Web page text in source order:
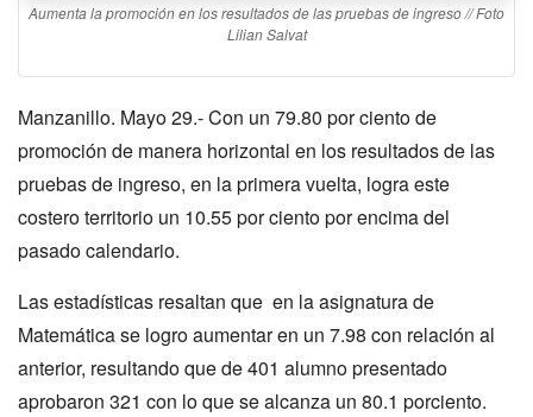
Aumenta la promoción en los resultados de las pruebas de ingreso // Foto
Lilian Salvat
Manzanillo. Mayo 29.- Con un 79.80 por ciento de
promoción de manera horizontal en los resultados de las
pruebas de ingreso, en la primera vuelta, logra este
costero territorio un 10.55 por ciento por encima del
pasado calendario.
Las estadísticas resaltan que en la asignatura de
Matemática se logro aumentar en un 7.98 con relación al
anterior, resultando que de 401 alumno presentado
aprobaron 321 con lo que se alcanza un 80.1 porciento.